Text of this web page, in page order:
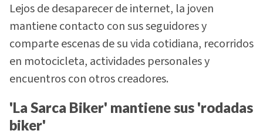
Lejos de desaparecer de internet, la joven
mantiene contacto con sus seguidores y
comparte escenas de su vida cotidiana, recorridos
en motocicleta, actividades personales y
encuentros con otros creadores.
'La Sarca Biker' mantiene sus 'rodadas
biker'